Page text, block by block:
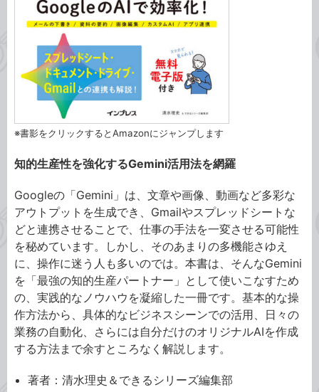
※書影をクリックするとAmazonにジャンプします
知的生産性を強化するGemini活用法を網羅
Googleの「Gemini」は、文章や画像、動画など多彩な
アウトプットを生成でき、Gmailやスプレッドシートな
どと連携させることで、仕事の手法を一変させる可能性
を秘めています。しかし、そのあまりの多機能さゆえ
に、操作に迷う人も多いのでは。本書は、そんなGemini
を「最強の知的生産パートナー」として使いこなすため
の、実践的なノウハウを凝縮した一冊です。基本的な操
作方法から、具体的なビジネスシーンでの活用、日々の
業務の自動化、さらには自分だけのオリジナルAIを作成
する方法まで余すところなく解説します。
著者：清水理史＆できるシリーズ編集部